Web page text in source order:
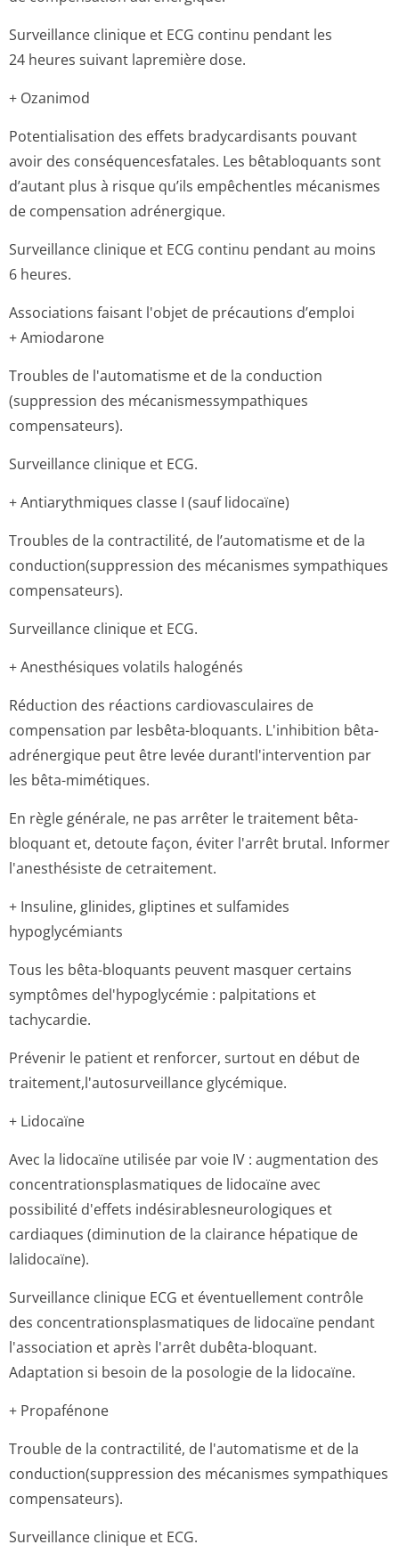
Surveillance clinique et ECG continu pendant les
24 heures suivant lapremière dose.
+ Ozanimod
Potentialisation des effets bradycardisants pouvant
avoir des conséquencesfa­tales. Les bêtabloquants sont
d’autant plus à risque qu’ils empêchentles mécanismes
de compensation adrénergique.
Surveillance clinique et ECG continu pendant au moins
6 heures.
Associations faisant l'objet de précautions d’emploi
+ Amiodarone
Troubles de l'automatisme et de la conduction
(suppression des mécanismessym­pathiques
compensateurs).
Surveillance clinique et ECG.
+ Antiarythmiques classe I (sauf lidocaïne)
Troubles de la contractilité, de l’automatisme et de la
conduction(sup­pression des mécanismes sympathiques
compensateurs).
Surveillance clinique et ECG.
+ Anesthésiques volatils halogénés
Réduction des réactions cardiovasculaires de
compensation par lesbêta-bloquants. L'inhibition bêta-
adrénergique peut être levée durantl'inter­vention par
les bêta-mimétiques.
En règle générale, ne pas arrêter le traitement bêta-
bloquant et, detoute façon, éviter l'arrêt brutal. Informer
l'anesthésiste de cetraitement.
+ Insuline, glinides, gliptines et sulfamides
hypoglycémiants
Tous les bêta-bloquants peuvent masquer certains
symptômes del'hypoglycémie : palpitations et
tachycardie.
Prévenir le patient et renforcer, surtout en début de
traitement,l'au­tosurveillance glycémique.
+ Lidocaïne
Avec la lidocaïne utilisée par voie IV : augmentation des
concentration­splasmatiques de lidocaïne avec
possibilité d'effets indésirablesne­urologiques et
cardiaques (diminution de la clairance hépatique de
lalidocaïne).
Surveillance clinique ECG et éventuellement contrôle
des concentration­splasmatiques de lidocaïne pendant
l'association et après l'arrêt dubêta-bloquant.
Adaptation si besoin de la posologie de la lidocaïne.
+ Propafénone
Trouble de la contractilité, de l'automatisme et de la
conduction(sup­pression des mécanismes sympathiques
compensateurs).
Surveillance clinique et ECG.